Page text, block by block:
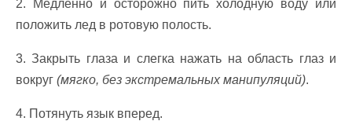
2. Медленно и осторожно пить холодную воду или
положить лед в ротовую полость.
3. Закрыть глаза и слегка нажать на область глаз и
вокруг (мягко, без экстремальных манипуляций).
4. Потянуть язык вперед.